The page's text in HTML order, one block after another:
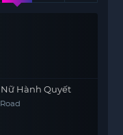
Nữ Hành Quyết